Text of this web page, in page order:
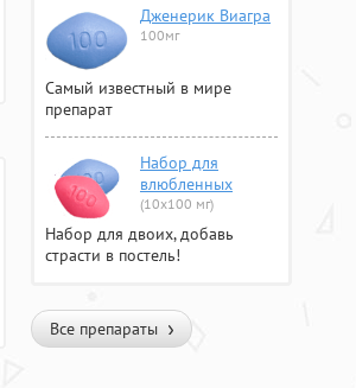
Дженерик Виагра
100мг
Самый известный в мире
препарат
Набор для
влюбленных
(10х100 мг)
Набор для двоих, добавь
страсти в постель!
Все препараты